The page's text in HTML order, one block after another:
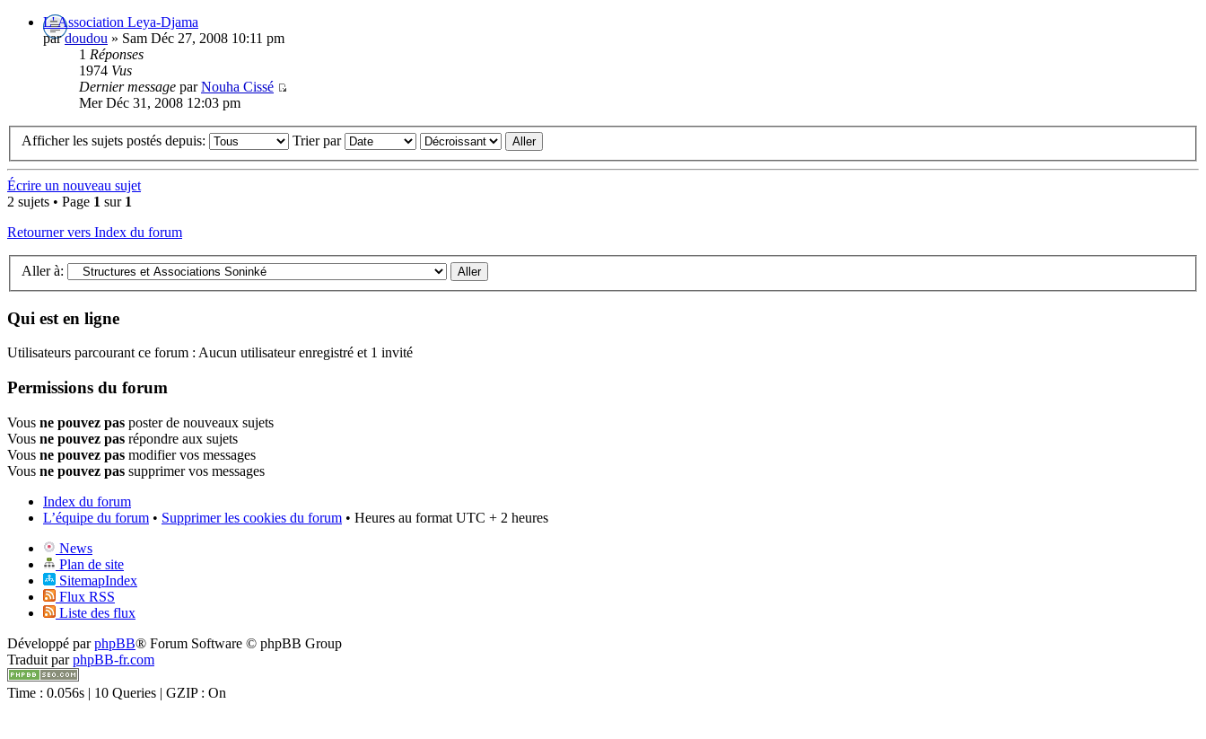
L' Association Leya-Djama
pardoudou » Sam Déc 27, 2008 10:11 pm
1 Réponses
1974 Vus
Dernier message parNouha Cissé
Mer Déc 31, 2008 12:03 pm
Afficher les sujets postés depuis: Trier par
Écrire un nouveau sujet
2 sujets • Page 1 sur 1
Retourner vers Index du forum
Aller à:
Qui est en ligne
Utilisateurs parcourant ce forum : Aucun utilisateur enregistré et 1 invité
Permissions du forum
Vous ne pouvez pas poster de nouveaux sujets
Vous ne pouvez pas répondre aux sujets
Vous ne pouvez pas modifier vos messages
Vous ne pouvez pas supprimer vos messages
Index du forum
L’équipe du forum • Supprimer les cookies du forum • Heures au format UTC + 2 heures
News
Plan de site
SitemapIndex
Flux RSS
Liste des flux
Développé parphpBB® Forum Software © phpBB Group
Traduit parphpBB-fr.com
Time : 0.056s | 10 Queries | GZIP : On